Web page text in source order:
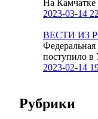
На Камчатке
2023-03-14
ВЕСТИ ИЗ
поступило в
2023-02-14
Рубрики